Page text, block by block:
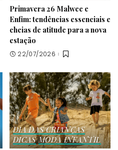
Primavera 26 Malwee e
Enfim: tendências essenciais e
cheias de atitude para a nova
estação
22/07/2026
DIA DAS CRIANÇAS
DICAS MODA INFANTIL